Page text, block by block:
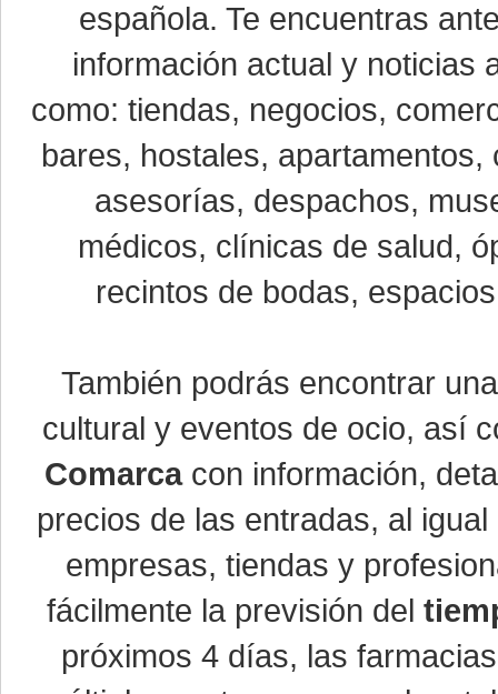
española. Te encuentras
información actual y noticias
como: tiendas, negocios,
bares, hostales,
asesorías, despachos,
médicos, clínicas de salud,
recintos de bodas,
También podrás encontrar
cultural y eventos de ocio, así
Comarcacon información,
precios de las entradas, al
empresas, tiendas y
fácilmente la previsión del
próximos 4 días, las